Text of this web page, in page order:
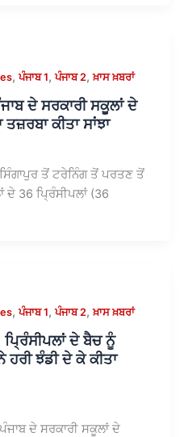
,ਪੰਜਾਬ 1,ਪੰਜਾਬ 2,ਖ਼ਾਸ ਖ਼ਬਰਾਂ
ਦੇ ਸਰਕਾਰੀ ਸਕੂਲਾਂ ਦੇ
ਕੀਤਾ ਸਾਂਝਾ
ਤੋਂ ਟਰੇਨਿੰਗ ਤੋਂ ਪਰਤਣ ਤੋਂ
ਦੇ 36 ਪ੍ਰਿੰਸੀਪਲਾਂ (36
,ਪੰਜਾਬ 1,ਪੰਜਾਬ 2,ਖ਼ਾਸ ਖ਼ਬਰਾਂ
ਦੇ ਬੈਚ ਨੂੰ
ਝੰਡੀ ਦੇ ਕੇ ਕੀਤਾ
ਦੇ ਸਰਕਾਰੀ ਸਕੂਲਾਂ ਦੇ